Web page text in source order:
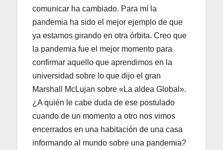
comunicar ha cambiado. Para mí la
pandemia ha sido el mejor ejemplo de que
ya estamos girando en otra órbita. Creo que
la pandemia fue el mejor momento para
confirmar aquello que aprendimos en la
universidad sobre lo que dijo el gran
Marshall McLujan sobre «La aldea Global».
¿A quién le cabe duda de ese postulado
cuando de un momento a otro nos vimos
encerrados en una habitación de una casa
informando al mundo sobre una pandemia?